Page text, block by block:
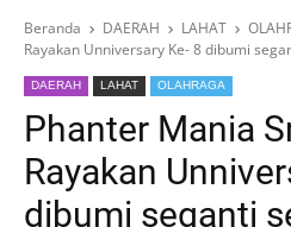
Beranda DAERAH LAHAT
Rayakan Unniversary Ke- 8 dibumi
DAERAH LAHAT OLAHRAGA
Phanter Mania
Rayakan
dibumi seganti